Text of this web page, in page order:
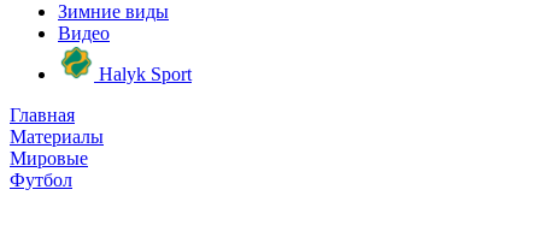
Зимние виды
Видео
Halyk Sport
Главная
Материалы
Мировые
Футбол